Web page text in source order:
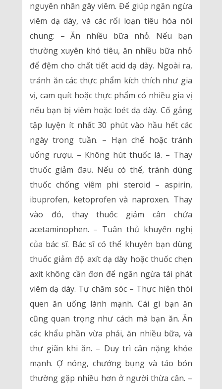
nguyên nhân gây viêm. Để giúp ngăn ngừa
viêm dạ dày, và các rối loạn tiêu hóa nói
chung: – Ăn nhiều bữa nhỏ. Nếu bạn
thường xuyên khó tiêu, ăn nhiều bữa nhỏ
để đệm cho chất tiết acid dạ dày. Ngoài ra,
tránh ăn các thực phẩm kích thích như gia
vị, cam quít hoặc thực phẩm có nhiều gia vị
nếu bạn bị viêm hoặc loét dạ dày. Cố gắng
tập luyện ít nhất 30 phút vào hầu hết các
ngày trong tuần. – Hạn chế hoặc tránh
uống rượu. – Không hút thuốc lá. – Thay
thuốc giảm đau. Nếu có thể, tránh dùng
thuốc chống viêm phi steroid – aspirin,
ibuprofen, ketoprofen và naproxen. Thay
vào đó, thay thuốc giảm cân chứa
acetaminophen. – Tuân thủ khuyến nghị
của bác sĩ. Bác sĩ có thể khuyên bạn dùng
thuốc giảm độ axít dạ dày hoặc thuốc chẹn
axít không cần đơn để ngăn ngừa tái phát
viêm dạ dày. Tự chăm sóc – Thực hiện thói
quen ăn uống lành mạnh. Cái gì bạn ăn
cũng quan trọng như cách mà bạn ăn. Ăn
các khẩu phần vừa phải, ăn nhiều bữa, và
thư giãn khi ăn. – Duy trì cân nặng khỏe
mạnh. Ợ nóng, chướng bụng và táo bón
thường gặp nhiều hơn ở người thừa cân. –